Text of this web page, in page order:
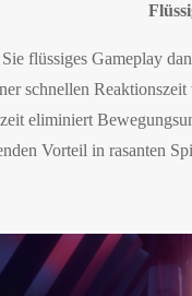
flüssiges Gameplay
schnellen
eliminiert
Vorteil in rasanten